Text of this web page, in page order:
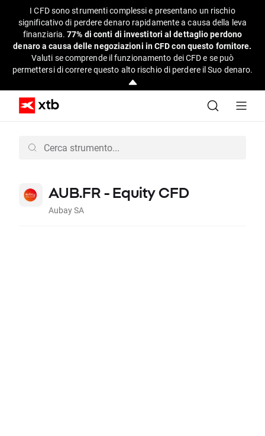
I CFD sono strumenti complessi e presentano un rischio
significativo di perdere denaro rapidamente a causa della leva
finanziaria.77% di conti di investitori al dettaglio perdono
denaro a causa delle negoziazioni in CFD con questo fornitore.
Valuti se comprende il funzionamento dei CFD e se può
permettersi di correre questo alto rischio di perdere il Suo denaro.
AUB.FR - Equity CFD
Aubay SA